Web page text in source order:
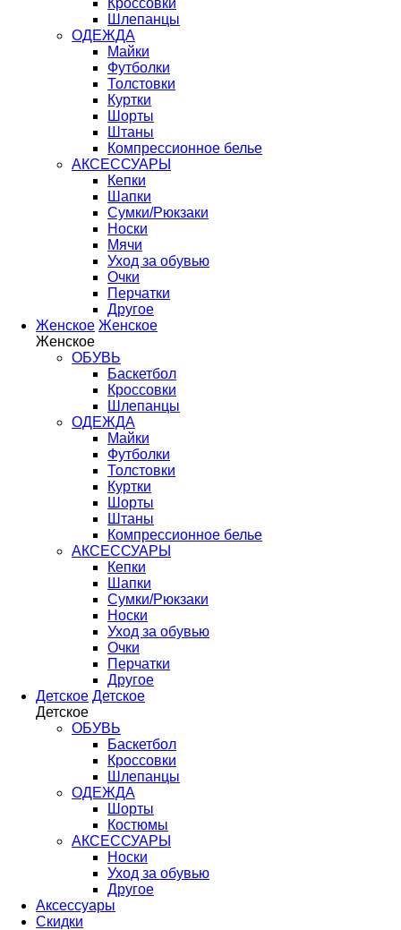
Кроссовки
Шлепанцы
ОДЕЖДА
Майки
Футболки
Толстовки
Куртки
Шорты
Штаны
Компрессионное белье
АКСЕССУАРЫ
Кепки
Шапки
Сумки/Рюкзаки
Носки
Мячи
Уход за обувью
Очки
Перчатки
Другое
Женское Женское
Женское
ОБУВЬ
Баскетбол
Кроссовки
Шлепанцы
ОДЕЖДА
Майки
Футболки
Толстовки
Куртки
Шорты
Штаны
Компрессионное белье
АКСЕССУАРЫ
Кепки
Шапки
Сумки/Рюкзаки
Носки
Уход за обувью
Очки
Перчатки
Другое
Детское Детское
Детское
ОБУВЬ
Баскетбол
Кроссовки
Шлепанцы
ОДЕЖДА
Шорты
Костюмы
АКСЕССУАРЫ
Носки
Уход за обувью
Другое
Аксессуары
Скидки